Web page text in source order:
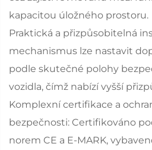
kapacitou úložného prostoru.
Praktická a přizpůsobitelná
mechanismus lze nastavit
podle skutečné polohy
vozidla, čímž nabízí vyšší
Komplexní certifikace a
bezpečnosti: Certifikováno
norem CE a E-MARK,